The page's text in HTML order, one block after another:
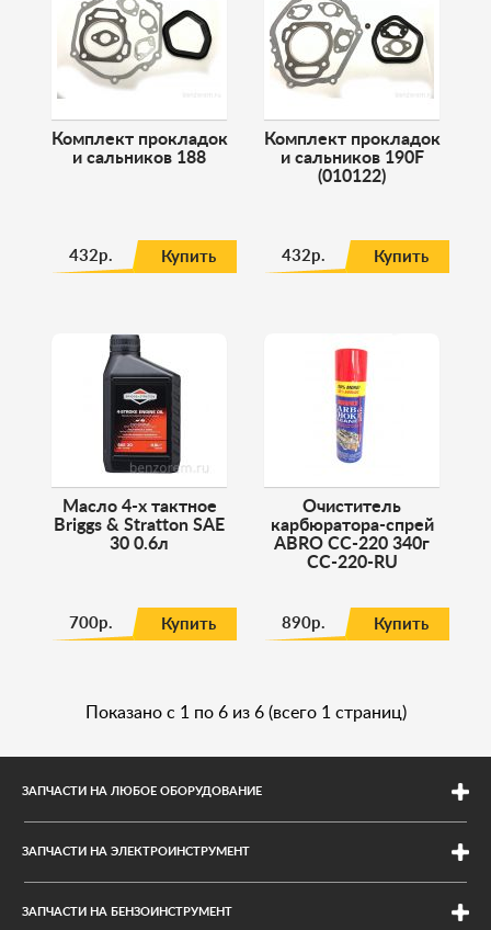
Комплект прокладок
и сальников 188
432р. Купить
Комплект прокладок
и сальников 190F
(010122)
432р. Купить
Масло 4-х тактное
Briggs & Stratton SAE
30 0.6л
700р. Купить
Очиститель
карбюратора-спрей
ABRO CC-220 340г
CC-220-RU
890р. Купить
Показано с 1 по 6 из 6 (всего 1 страниц)
ЗАПЧАСТИ НА ЛЮБОЕ ОБОРУДОВАНИЕ
Для электроинструмента
Для бетономешалок
ЗАПЧАСТИ НА ЭЛЕКТРОИНСТРУМЕНТ
Интерскол
Makita
ЗАПЧАСТИ НА БЕНЗОИНСТРУМЕНТ